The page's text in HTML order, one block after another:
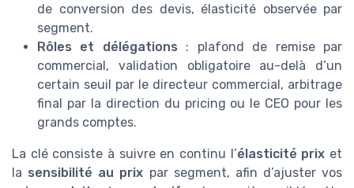
de conversion des devis, élasticité observée par
segment.
Rôles et délégations : plafond de remise par
commercial, validation obligatoire au-delà d’un
certain seuil par le directeur commercial, arbitrage
final par la direction du pricing ou le CEO pour les
grands comptes.
La clé consiste à suivre en continu l’élasticité prix et
la sensibilité au prix par segment, afin d’ajuster vos